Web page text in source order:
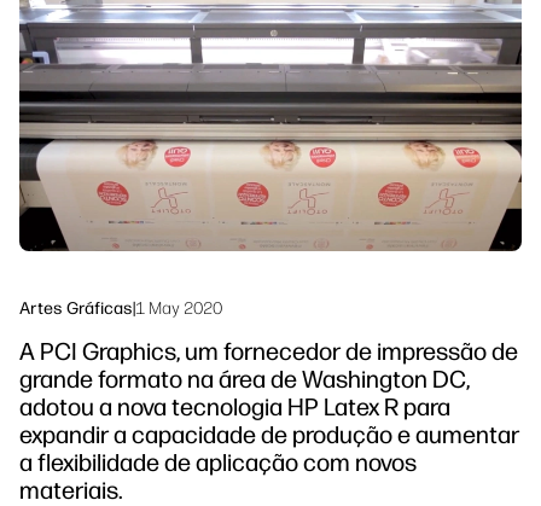
Siga-nos
linkedInfacebook
twitteryoutube
Soluções de processo de trabalho
Sustentabilidade
Artes Gráficas|1 May 2020
A PCI Graphics, um fornecedor de impressão de
grande formato na área de Washington DC,
adotou a nova tecnologia HP Latex R para
expandir a capacidade de produção e aumentar
a flexibilidade de aplicação com novos
materiais.